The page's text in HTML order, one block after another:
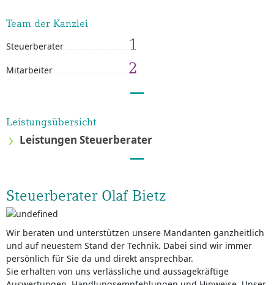
Team der Kanzlei
Steuerberater 1
Mitarbeiter 2
Leistungsübersicht
Leistungen Steuerberater
Steuerberater Olaf Bietz
Wir beraten und unterstützen unsere Mandanten ganzheitlich
und auf neuestem Stand der Technik. Dabei sind wir immer
persönlich für Sie da und direkt ansprechbar.
Sie erhalten von uns verlässliche und aussagekräftige